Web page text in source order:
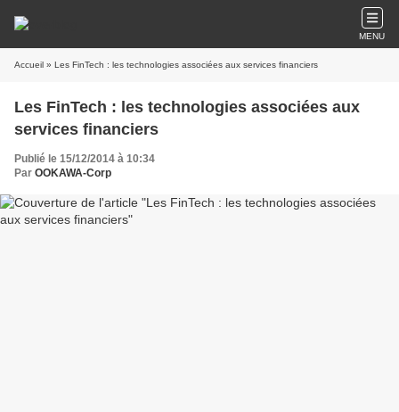
MENU
Accueil » Les FinTech : les technologies associées aux services financiers
Les FinTech : les technologies associées aux
services financiers
Publié le 15/12/2014 à 10:34
Par OOKAWA-Corp